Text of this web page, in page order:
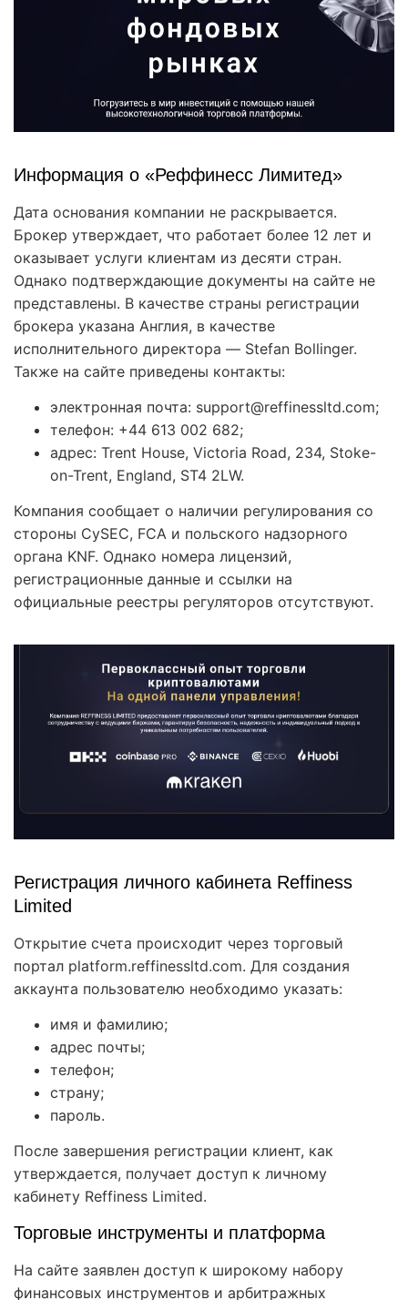
Информация о «Реффинесс Лимитед»
Дата основания компании не раскрывается.
Брокер утверждает, что работает более 12 лет и
оказывает услуги клиентам из десяти стран.
Однако подтверждающие документы на сайте не
представлены. В качестве страны регистрации
брокера указана Англия, в качестве
исполнительного директора — Stefan Bollinger.
Также на сайте приведены контакты:
электронная почта: support@reffinessltd.com;
телефон: +44 613 002 682;
адрес: Trent House, Victoria Road, 234, Stoke-
on-Trent, England, ST4 2LW.
Компания сообщает о наличии регулирования со
стороны CySEC, FCA и польского надзорного
органа KNF. Однако номера лицензий,
регистрационные данные и ссылки на
официальные реестры регуляторов отсутствуют.
Регистрация личного кабинета Reffiness
Limited
Открытие счета происходит через торговый
портал platform.reffinessltd.com. Для создания
аккаунта пользователю необходимо указать:
имя и фамилию;
адрес почты;
телефон;
страну;
пароль.
После завершения регистрации клиент, как
утверждается, получает доступ к личному
кабинету Reffiness Limited.
Торговые инструменты и платформа
На сайте заявлен доступ к широкому набору
финансовых инструментов и арбитражных